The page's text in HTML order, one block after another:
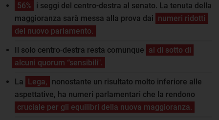
56% i seggi del centro-destra al senato. La tenuta della
maggioranza sarà messa alla prova dai numeri ridotti
del nuovo parlamento.
Il solo centro-destra resta comunque al di sotto di
alcuni quorum “sensibili".
La Lega, nonostante un risultato molto inferiore alle
aspettative, ha numeri parlamentari che la rendono
cruciale per gli equilibri della nuova maggioranza.